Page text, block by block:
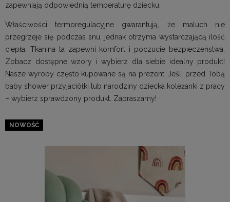
zapewniają odpowiednią temperaturę dziecku.
Właściwości termoregulacyjne gwarantują, że maluch nie
przegrzeje się podczas snu, jednak otrzyma wystarczającą ilość
ciepła. Tkanina ta zapewni komfort i poczucie bezpieczeństwa.
Zobacz dostępne wzory i wybierz dla siebie idealny produkt!
Nasze wyroby często kupowane są na prezent. Jeśli przed Tobą
baby shower przyjaciółki lub narodziny dziecka koleżanki z pracy
– wybierz sprawdzony produkt. Zapraszamy!
NOWOŚĆ